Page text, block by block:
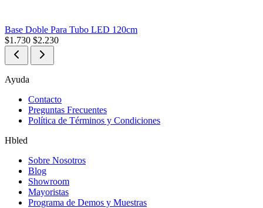
Base Doble Para Tubo LED 120cm
$1.730 $2.230
Ayuda
Contacto
Preguntas Frecuentes
Política de Términos y Condiciones
Hbled
Sobre Nosotros
Blog
Showroom
Mayoristas
Programa de Demos y Muestras